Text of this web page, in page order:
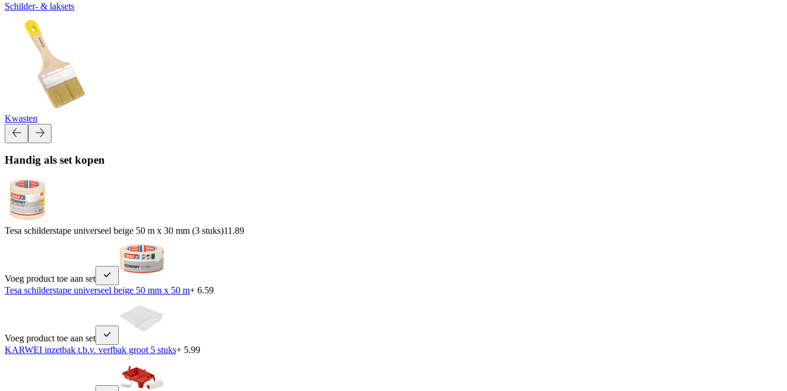
Schilder- & laksets
Kwasten
Handig als set kopen
Tesa schilderstape universeel beige 50 m x 30 mm (3 stuks)11.89
Voeg product toe aan set
Tesa schilderstape universeel beige 50 mm x 50 m+ 6.59
Voeg product toe aan set
KARWEI inzetbak t.b.v. verfbak groot 5 stuks+ 5.99